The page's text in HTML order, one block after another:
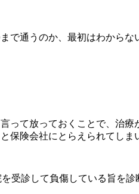
で通うのか、最初はわからな
て放っておくことで、治
保険会社にとらえられてし
受診して負傷している旨を診